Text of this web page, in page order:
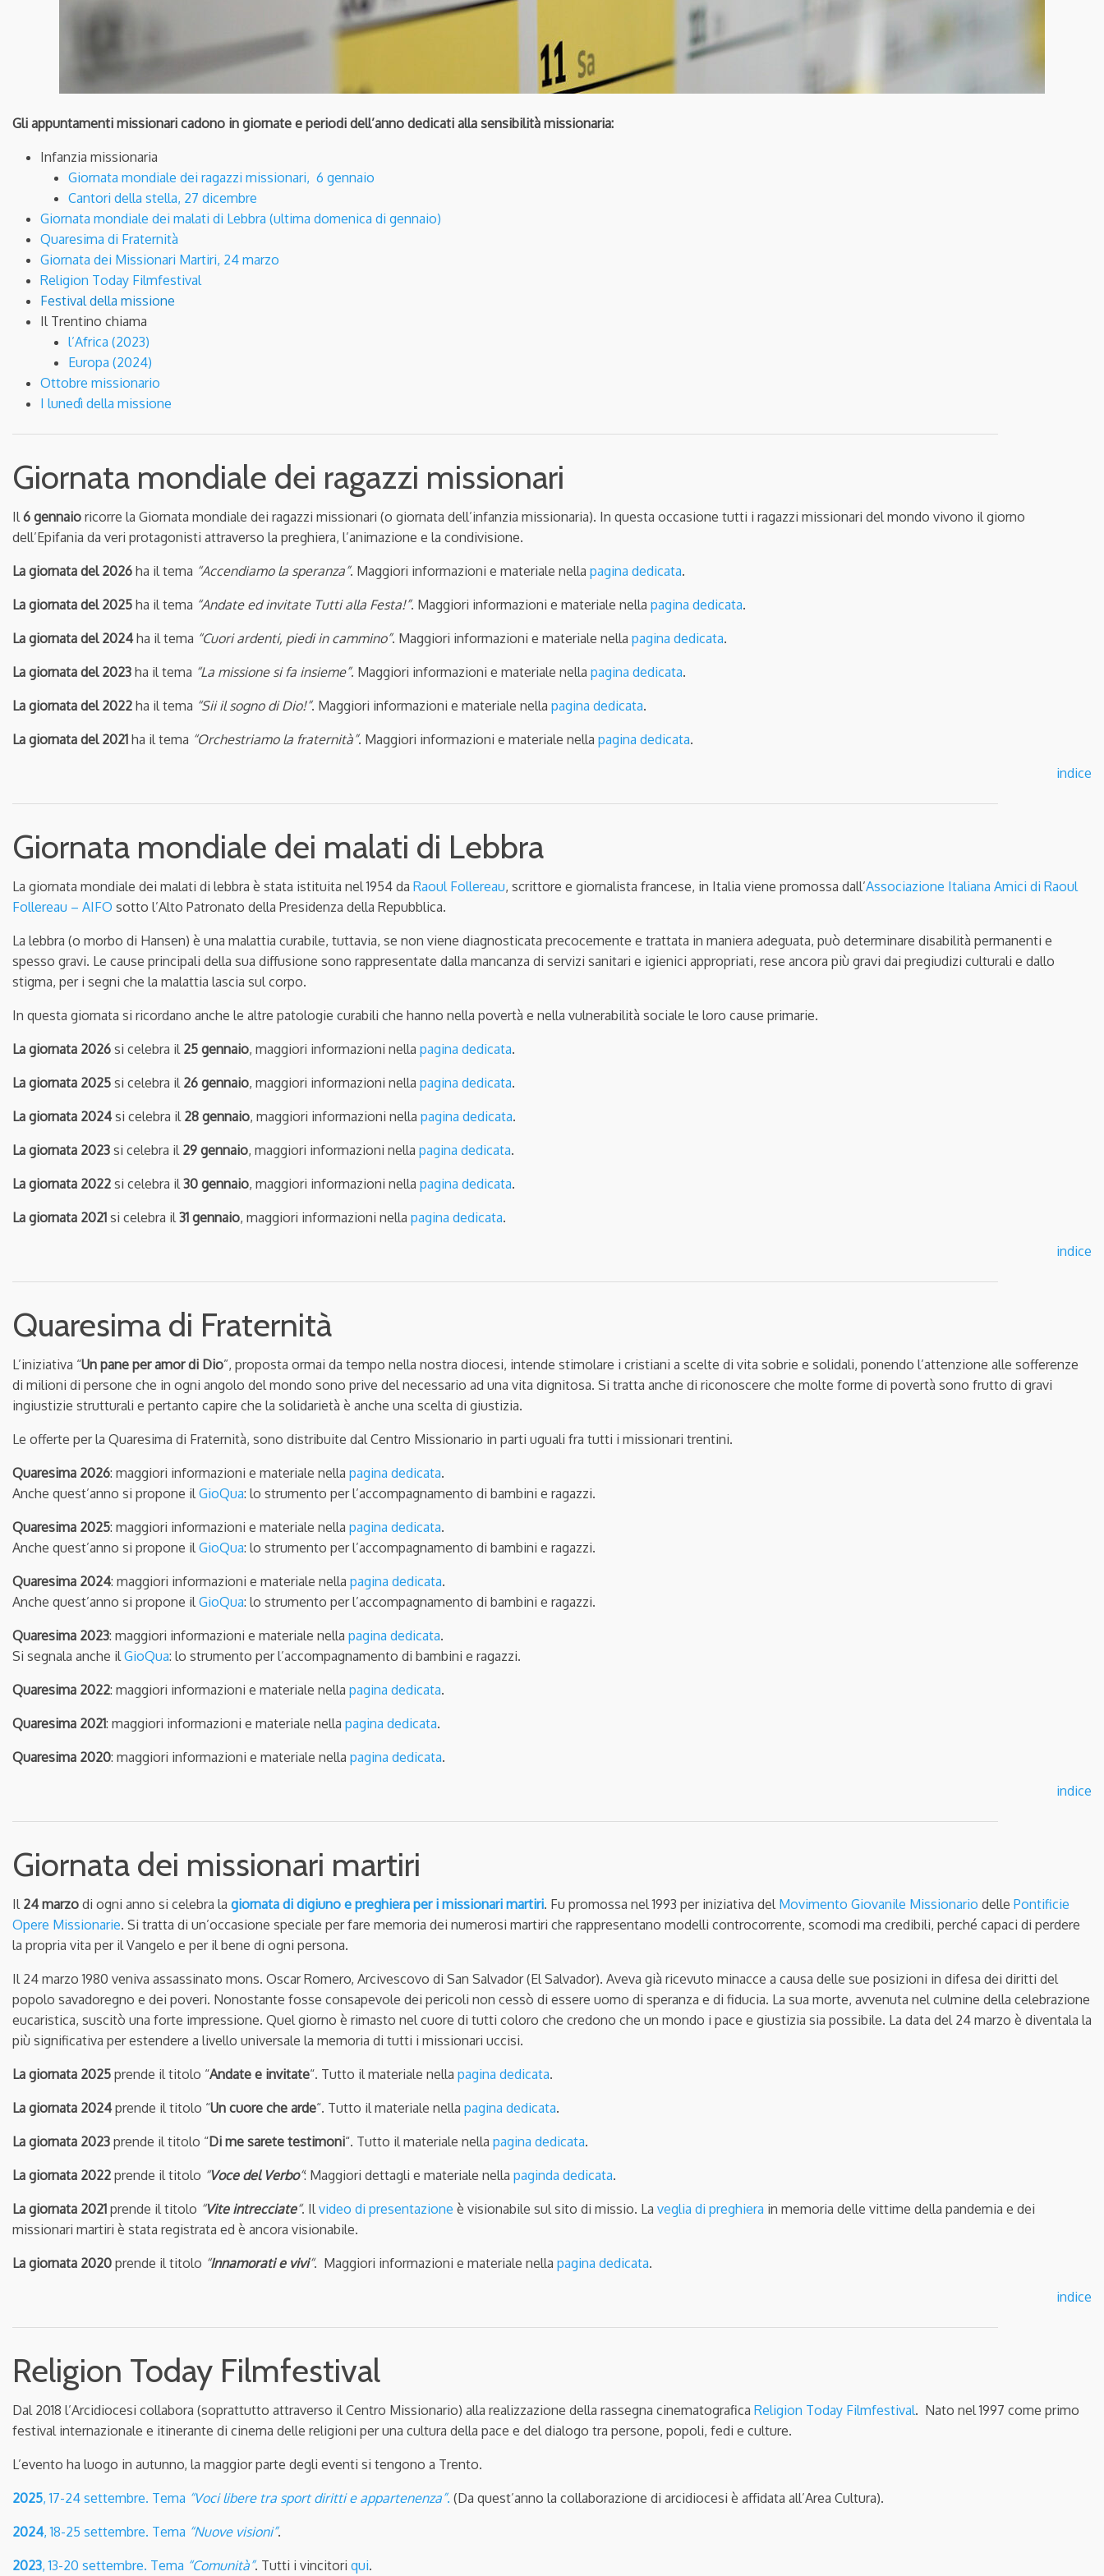
Gli appuntamenti missionari cadono in giornate e periodi dell’anno dedicati alla sensibilità missionaria:
Infanzia missionaria
Giornata mondiale dei ragazzi missionari, 6 gennaio
Cantori della stella, 27 dicembre
Giornata mondiale dei malati di Lebbra (ultima domenica di gennaio)
Quaresima di Fraternità
Giornata dei Missionari Martiri, 24 marzo
Religion Today Filmfestival
Festival della missione
Il Trentino chiama
l’Africa (2023)
Europa (2024)
Ottobre missionario
I lunedì della missione
Giornata mondiale dei ragazzi missionari
Il6 gennaio ricorre la Giornata mondiale dei ragazzi missionari (o giornata dell’infanzia missionaria). In questa occasione tutti i ragazzi missionari del mondo vivono il giorno
dell’Epifania da veri protagonisti attraverso la preghiera, l’animazione e la condivisione.
La giornata del 2026 ha il tema “Accendiamo la speranza”. Maggiori informazioni e materiale nella pagina dedicata.
La giornata del 2025 ha il tema “Andate ed invitate Tutti alla Festa!”. Maggiori informazioni e materiale nella pagina dedicata.
La giornata del 2024 ha il tema “Cuori ardenti, piedi in cammino”. Maggiori informazioni e materiale nella pagina dedicata.
La giornata del 2023 ha il tema “La missione si fa insieme”. Maggiori informazioni e materiale nella pagina dedicata.
La giornata del 2022 ha il tema “Sii il sogno di Dio!”. Maggiori informazioni e materiale nella pagina dedicata.
La giornata del 2021 ha il tema “Orchestriamo la fraternità”. Maggiori informazioni e materiale nella pagina dedicata.
indice
Giornata mondiale dei malati di Lebbra
La giornata mondiale dei malati di lebbra è stata istituita nel 1954 da Raoul Follereau, scrittore e giornalista francese, in Italia viene promossa dall’Associazione Italiana Amici di Raoul
Follereau – AIFO sotto l’Alto Patronato della Presidenza della Repubblica.
La lebbra (o morbo di Hansen) è una malattia curabile, tuttavia, se non viene diagnosticata precocemente e trattata in maniera adeguata, può determinare disabilità permanenti e
spesso gravi. Le cause principali della sua diffusione sono rappresentate dalla mancanza di servizi sanitari e igienici appropriati, rese ancora più gravi dai pregiudizi culturali e dallo
stigma, per i segni che la malattia lascia sul corpo.
In questa giornata si ricordano anche le altre patologie curabili che hanno nella povertà e nella vulnerabilità sociale le loro cause primarie.
La giornata 2026 si celebra il 25 gennaio, maggiori informazioni nella pagina dedicata.
La giornata 2025 si celebra il 26 gennaio, maggiori informazioni nella pagina dedicata.
La giornata 2024 si celebra il 28 gennaio, maggiori informazioni nella pagina dedicata.
La giornata 2023 si celebra il 29 gennaio, maggiori informazioni nella pagina dedicata.
La giornata 2022 si celebra il30 gennaio, maggiori informazioni nella pagina dedicata.
La giornata 2021 si celebra il31 gennaio, maggiori informazioni nella pagina dedicata.
indice
Quaresima di Fraternità
L’iniziativa “Un pane per amor di Dio”, proposta ormai da tempo nella nostra diocesi, intende stimolare i cristiani a scelte di vita sobrie e solidali, ponendo l’attenzione alle sofferenze
di milioni di persone che in ogni angolo del mondo sono prive del necessario ad una vita dignitosa. Si tratta anche di riconoscere che molte forme di povertà sono frutto di gravi
ingiustizie strutturali e pertanto capire che la solidarietà è anche una scelta di giustizia.
Le offerte per la Quaresima di Fraternità, sono distribuite dal Centro Missionario in parti uguali fra tutti i missionari trentini.
Quaresima 2026: maggiori informazioni e materiale nella pagina dedicata.
Anche quest’anno si propone ilGioQua: lo strumento per l’accompagnamento di bambini e ragazzi.
Quaresima 2025: maggiori informazioni e materiale nella pagina dedicata.
Anche quest’anno si propone ilGioQua: lo strumento per l’accompagnamento di bambini e ragazzi.
Quaresima 2024: maggiori informazioni e materiale nella pagina dedicata.
Anche quest’anno si propone ilGioQua: lo strumento per l’accompagnamento di bambini e ragazzi.
Quaresima 2023: maggiori informazioni e materiale nella pagina dedicata.
Si segnala anche ilGioQua: lo strumento per l’accompagnamento di bambini e ragazzi.
Quaresima 2022: maggiori informazioni e materiale nella pagina dedicata.
Quaresima 2021: maggiori informazioni e materiale nella pagina dedicata.
Quaresima 2020: maggiori informazioni e materiale nella pagina dedicata.
indice
Giornata dei missionari martiri
Il 24 marzo di ogni anno si celebra la giornata di digiuno e preghiera per i missionari martiri. Fu promossa nel 1993 per iniziativa del Movimento Giovanile Missionario delle Pontificie
Opere Missionarie. Si tratta di un’occasione speciale per fare memoria dei numerosi martiri che rappresentano modelli controcorrente, scomodi ma credibili, perché capaci di perdere
la propria vita per il Vangelo e per il bene di ogni persona.
Il 24 marzo 1980 veniva assassinato mons. Oscar Romero, Arcivescovo di San Salvador (El Salvador). Aveva già ricevuto minacce a causa delle sue posizioni in difesa dei diritti del
popolo savadoregno e dei poveri. Nonostante fosse consapevole dei pericoli non cessò di essere uomo di speranza e di fiducia. La sua morte, avvenuta nel culmine della celebrazione
eucaristica, suscitò una forte impressione. Quel giorno è rimasto nel cuore di tutti coloro che credono che un mondo i pace e giustizia sia possibile. La data del 24 marzo è diventala la
più significativa per estendere a livello universale la memoria di tutti i missionari uccisi.
La giornata 2025 prende il titolo “Andate e invitate“. Tutto il materiale nella pagina dedicata.
La giornata 2024 prende il titolo “Un cuore che arde“. Tutto il materiale nella pagina dedicata.
La giornata 2023 prende il titolo “Di me sarete testimoni“. Tutto il materiale nella pagina dedicata.
La giornata 2022 prende il titolo “Voce del Verbo“: Maggiori dettagli e materiale nella paginda dedicata.
La giornata 2021 prende il titolo “Vite intrecciate“. Ilvideo di presentazione è visionabile sul sito di missio. La veglia di preghiera in memoria delle vittime della pandemia e dei
missionari martiri è stata registrata ed è ancora visionabile.
La giornata 2020 prende il titolo “Innamorati e vivi“. Maggiori informazioni e materiale nella pagina dedicata.
indice
Religion Today Filmfestival
Dal 2018 l’Arcidiocesi collabora (soprattutto attraverso il Centro Missionario) alla realizzazione della rassegna cinematografica Religion Today Filmfestival. Nato nel 1997 come primo
festival internazionale e itinerante di cinema delle religioni per una cultura della pace e del dialogo tra persone, popoli, fedi e culture.
L’evento ha luogo in autunno, la maggior parte degli eventi si tengono a Trento.
2025, 17-24 settembre. Tema “Voci libere tra sport diritti e appartenenza”. (Da quest’anno la collaborazione di arcidiocesi è affidata all’Area Cultura).
2024, 18-25 settembre. Tema “Nuove visioni”.
2023, 13-20 settembre. Tema “Comunità”. Tutti i vincitori qui.